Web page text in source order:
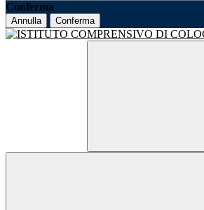
Conferma
Annulla Conferma